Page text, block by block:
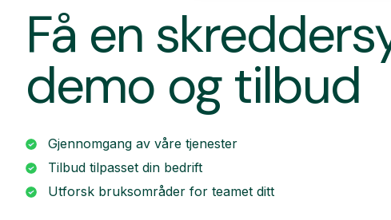
Få en
demo og tilbud
Gjennomgang av våre tjenester
Tilbud tilpasset din bedrift
Utforsk bruksområder for teamet ditt